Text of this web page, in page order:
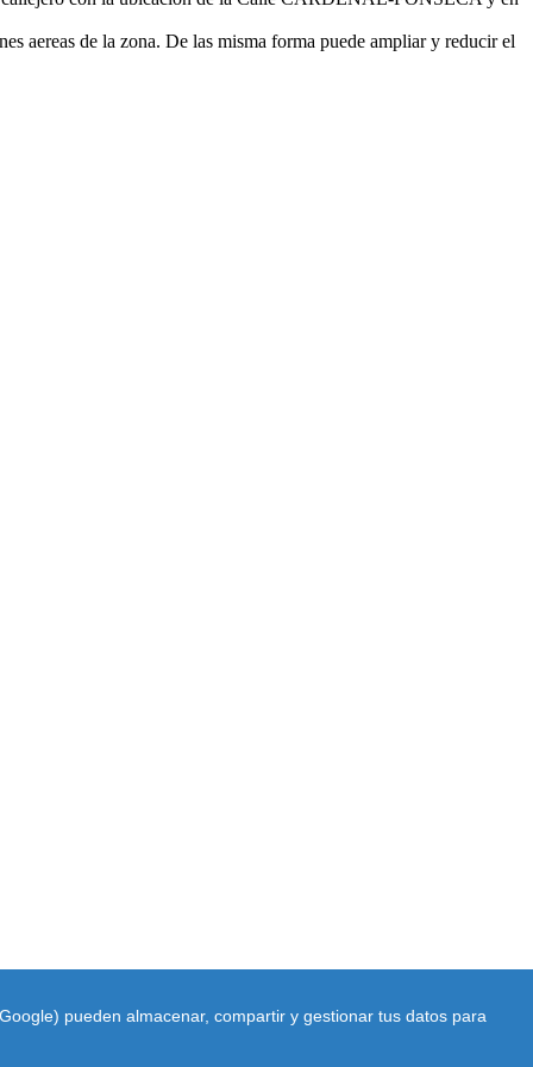
aereas de la zona. De las misma forma puede ampliar y reducir el
pueden almacenar, compartir y gestionar tus datos para